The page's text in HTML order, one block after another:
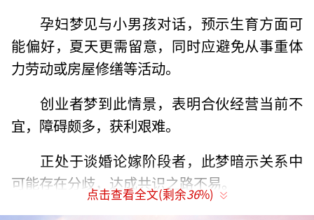
孕妇梦见与小男孩对话，预示生育方面可
能偏好，夏天更需留意，同时应避免从事重体
力劳动或房屋修缮等活动。
创业者梦到此情景，表明合伙经营当前不
宜，障碍颇多，获利艰难。
正处于谈婚论嫁阶段者，此梦暗示关系中
可能存在分歧，达成共识之路不易。
点击查看全文(剩余36%)